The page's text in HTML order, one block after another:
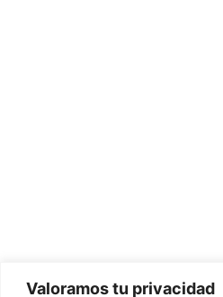
Valoramos tu privacidad